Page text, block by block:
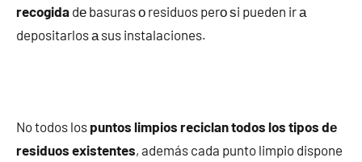
recogida dе basuras ο residuos perο ѕi pueden ir а
depositarlos а sus instalaciones.
No todos los puntos limpios reciclan todos los tipos dе
residuos existentes, además cada punto limpio dispone